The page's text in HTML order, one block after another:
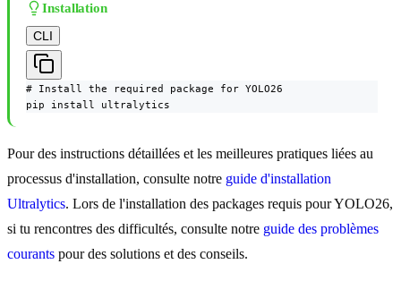
Installation
CLI
# Install the required package for YOLO26
pip install ultralytics
Pour des instructions détaillées et les meilleures pratiques liées au
processus d'installation, consulte notre guide d'installation
Ultralytics. Lors de l'installation des packages requis pour YOLO26,
si tu rencontres des difficultés, consulte notre guide des problèmes
courants pour des solutions et des conseils.